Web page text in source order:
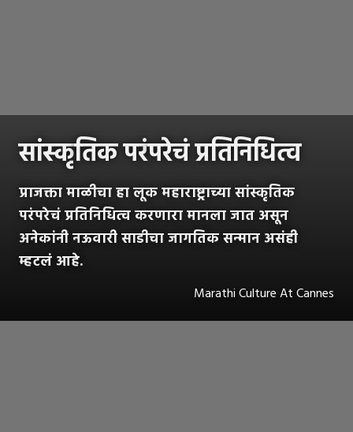
सांस्कृतिक परंपरेचं प्रतिनिधित्व
प्राजक्ता माळीचा हा लूक महाराष्ट्राच्या सांस्कृतिक
परंपरेचं प्रतिनिधित्व करणारा मानला जात असून
अनेकांनी नऊवारी साडीचा जागतिक सन्मान असंही
म्हटलं आहे.
Marathi Culture At Cannes